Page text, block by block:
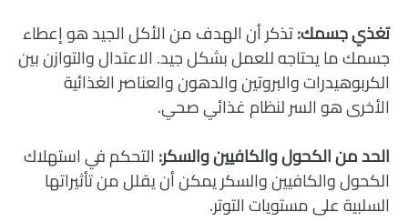
تغذي جسمك:تذكر أن الهدف من الأكل الجيد هو إعطاء
جسمك ما يحتاجه للعمل بشكل جيد. الاعتدال والتوازن بين
الكربوهيدرات والبروتين والدهون والعناصر الغذائية
الأخرى هو السر لنظام غذائي صحي.
الحد من الكحول والكافيين والسكر: التحكم في استهلاك
الكحول والكافيين والسكر يمكن أن يقلل من تأثيراتها
السلبية على مستويات التوتر.